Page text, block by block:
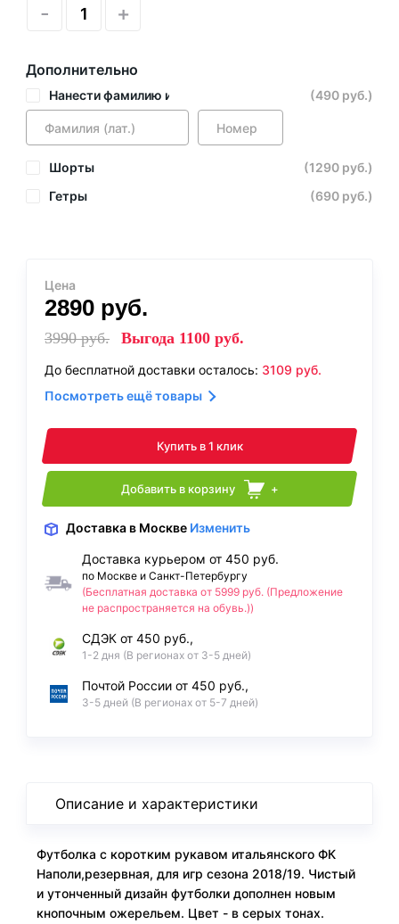
- +
Дополнительно
Нанести фамилию и номер (490 руб.)
Шорты
(1290 руб.)
Гетры
(690 руб.)
Цена
2890 руб.
3990руб. Выгода 1100 руб.
До бесплатной доставки осталось: 3109 руб.
Посмотреть ещё товары
Купить в 1 клик
Добавить в корзину +
Доставка в Москве Изменить
Доставка курьером от 450 руб.
по Москве и Санкт-Петербургу
(Бесплатная доставка от 5999 руб. (Предложение
не распространяется на обувь.))
СДЭК от 450 руб.,
1-2 дня (В регионах от 3-5 дней)
Почтой России от 450 руб.,
3-5 дней (В регионах от 5-7 дней)
Описание и характеристики
Футболка с коротким рукавом итальянского ФК
Наполи,резервная, для игр сезона 2018/19. Чистый
и утонченный дизайн футболки дополнен новым
кнопочным ожерельем. Цвет - в серых тонах.